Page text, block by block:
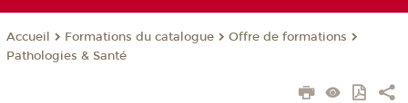
Accueil Formations du catalogue
Offre de formations
Pathologies & Santé